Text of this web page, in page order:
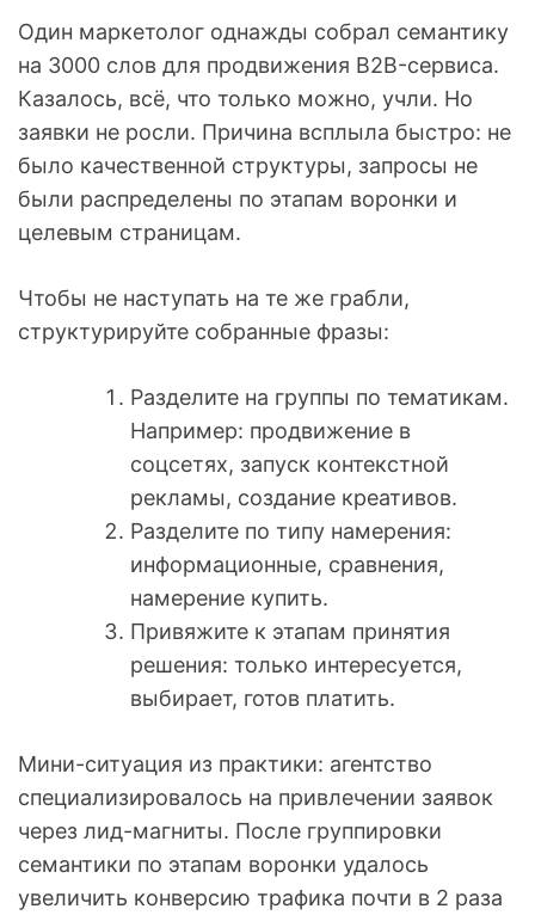
Один маркетолог однажды собрал семантику
на 3000 слов для продвижения B2B-сервиса.
Казалось, всё, что только можно, учли. Но
заявки не росли. Причина всплыла быстро: не
было качественной структуры, запросы не
были распределены по этапам воронки и
целевым страницам.
Чтобы не наступать на те же грабли,
структурируйте собранные фразы:
Разделите на группы по тематикам.
Например: продвижение в
соцсетях, запуск контекстной
рекламы, создание креативов.
Разделите по типу намерения:
информационные, сравнения,
намерение купить.
Привяжите к этапам принятия
решения: только интересуется,
выбирает, готов платить.
Мини-ситуация из практики: агентство
специализировалось на привлечении заявок
через лид-магниты. После группировки
семантики по этапам воронки удалось
увеличить конверсию трафика почти в 2 раза